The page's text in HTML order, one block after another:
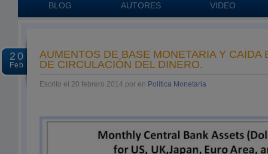
BLOG AUTORES VIDEO
20
Feb
AUMENTOS DE BASE MONETARIA Y CAÍDA
DE CIRCULACIÓN DEL DINERO.
Escrito el 20 febrero 2014 por en Política Monetaria